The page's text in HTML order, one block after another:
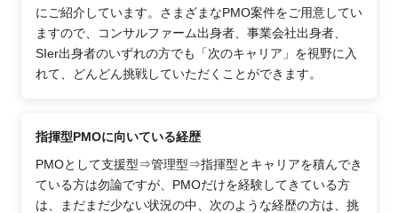
にご紹介しています。さまざまなPMO案件をご用意してい
ますので、コンサルファーム出身者、事業会社出身者、
SIer出身者のいずれの方でも「次のキャリア」を視野に入
れて、どんどん挑戦していただくことができます。
指揮型PMOに向いている経歴
PMOとして支援型⇒管理型⇒指揮型とキャリアを積んでき
ている方は勿論ですが、PMOだけを経験してきている方
は、まだまだ少ない状況の中、次のような経歴の方は、挑